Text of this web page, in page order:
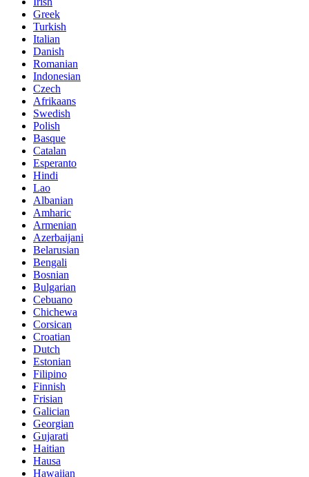
Greek
Turkish
Italian
Danish
Romanian
Indonesian
Czech
Afrikaans
Swedish
Polish
Basque
Catalan
Esperanto
Hindi
Lao
Albanian
Amharic
Armenian
Azerbaijani
Belarusian
Bengali
Bosnian
Bulgarian
Cebuano
Chichewa
Corsican
Croatian
Dutch
Estonian
Filipino
Finnish
Frisian
Galician
Georgian
Gujarati
Haitian
Hausa
Hawaiian